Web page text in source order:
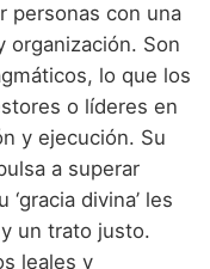
personas con una
organización. Son
lo que los
o líderes en
y ejecución. Su
a superar
divina’ les
un trato justo.
leales y